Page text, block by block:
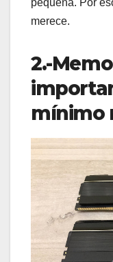
pequeña. Por
merece.
2.-
mínimo